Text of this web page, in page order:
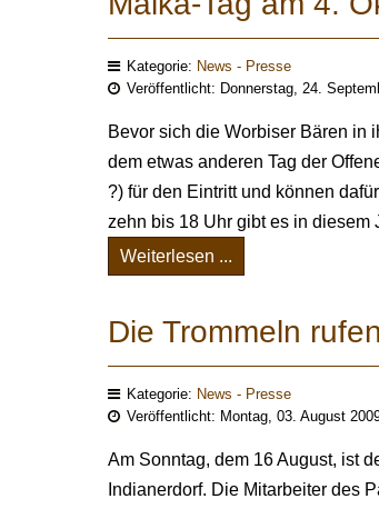
Kategorie: News - Presse
Veröffentlicht: Donnerstag, 24.
Bevor sich die Worbiser Bären in
dem etwas anderen Tag der
?) für den Eintritt und können
zehn bis 18 Uhr gibt es in diesem
Weiterlesen ...
Die Trommeln rufen
Kategorie: News - Presse
Veröffentlicht: Montag, 03. August
Am Sonntag, dem 16 August, ist
Indianerdorf. Die Mitarbeiter des